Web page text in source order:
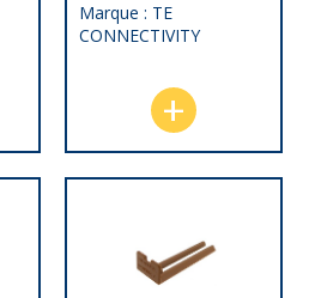
Marque : TE
CONNECTIVITY